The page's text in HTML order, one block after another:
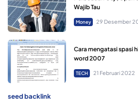
Wajib Tau
Money 29 Desember
Cara mengatasi spasi
word 2007
TECH 21 Februari 2022
seed backlink